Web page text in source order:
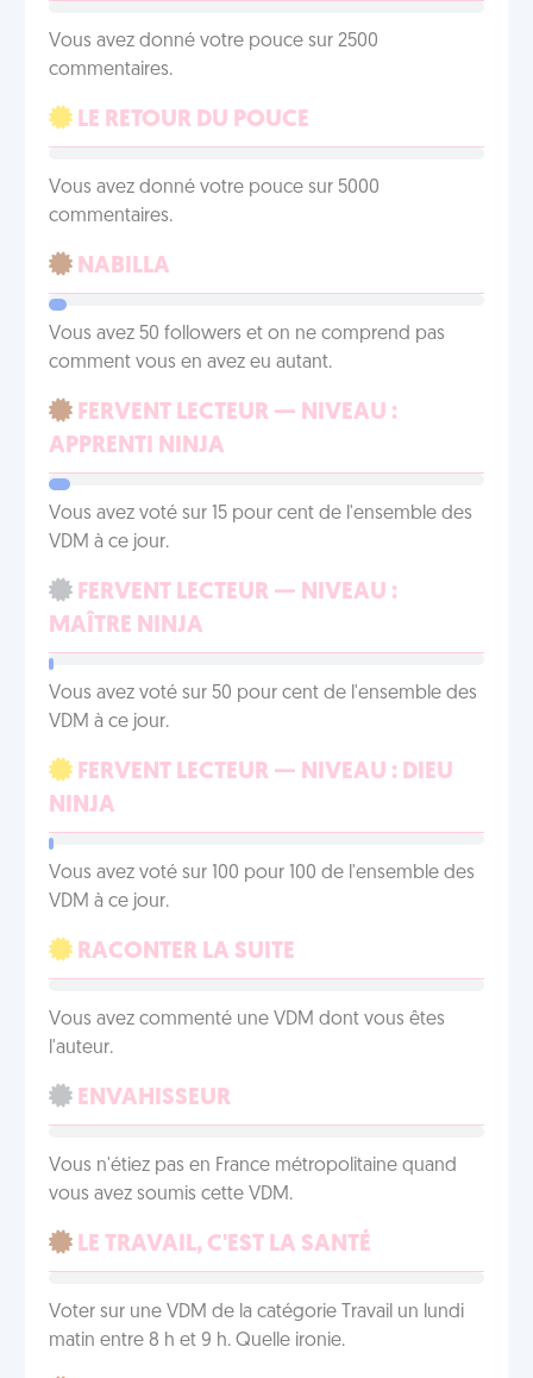
Vous avez donné votre pouce sur 2500
commentaires.
LE RETOUR DU POUCE
Vous avez donné votre pouce sur 5000
commentaires.
NABILLA
Vous avez 50 followers et on ne comprend pas
comment vous en avez eu autant.
FERVENT LECTEUR — NIVEAU :
APPRENTI NINJA
Vous avez voté sur 15 pour cent de l'ensemble des
VDM à ce jour.
FERVENT LECTEUR — NIVEAU :
MAÎTRE NINJA
Vous avez voté sur 50 pour cent de l'ensemble des
VDM à ce jour.
FERVENT LECTEUR — NIVEAU : DIEU
NINJA
Vous avez voté sur 100 pour 100 de l'ensemble des
VDM à ce jour.
RACONTER LA SUITE
Vous avez commenté une VDM dont vous êtes
l'auteur.
ENVAHISSEUR
Vous n'étiez pas en France métropolitaine quand
vous avez soumis cette VDM.
LE TRAVAIL, C'EST LA SANTÉ
Voter sur une VDM de la catégorie Travail un lundi
matin entre 8 h et 9 h. Quelle ironie.